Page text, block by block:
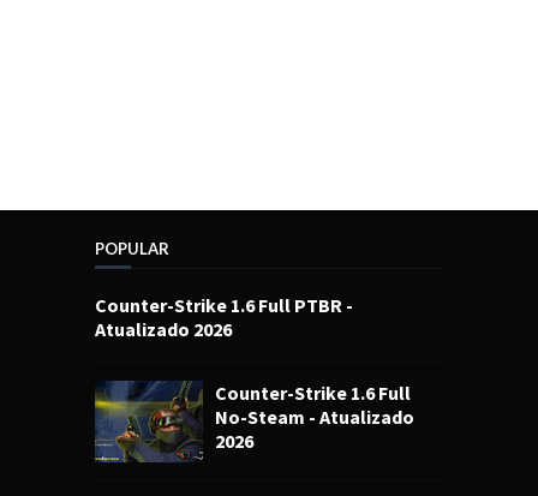
POPULAR
Counter-Strike 1.6 Full PTBR -
Atualizado 2026
Counter-Strike 1.6 Full
No-Steam - Atualizado
2026